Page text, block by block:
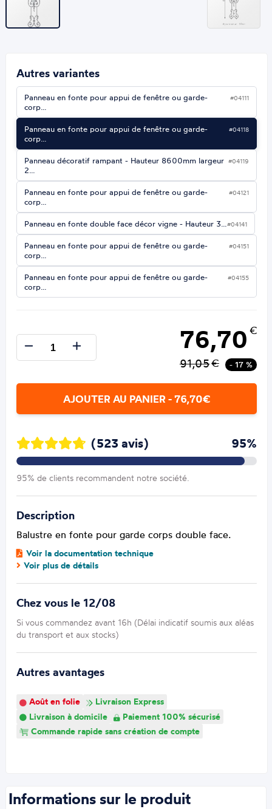
Autres variantes
Panneau en fonte pour appui de fenêtre ou garde-
corp…
#04111
Panneau en fonte pour appui de fenêtre ou garde-
corp…
#04118
Panneau décoratif rampant - Hauteur 8600mm largeur
2…
#04119
Panneau en fonte pour appui de fenêtre ou garde-
corp…
#04121
Panneau en fonte double face décor vigne - Hauteur 3…#04141
Panneau en fonte pour appui de fenêtre ou garde-
corp…
#04151
Panneau en fonte pour appui de fenêtre ou garde-
corp…
#04155
76,70 €
91,05€ - 17 %
AJOUTER AU PANIER - 76,70€
(523 avis) 95%
95% de clients recommandent notre société.
Description
Balustre en fonte pour garde corps double face.
Voir la documentation technique
Voir plus de détails
Chez vous le 12/08
Si vous commandez avant 16h (Délai indicatif soumis aux aléas
du transport et aux stocks)
Autres avantages
Août en folie
Livraison Express
Livraison à domicile
Paiement 100% sécurisé
Commande rapide sans création de compte
Informations sur le produit